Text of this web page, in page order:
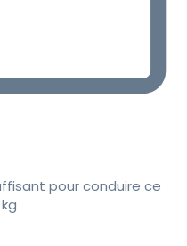
pour conduire ce